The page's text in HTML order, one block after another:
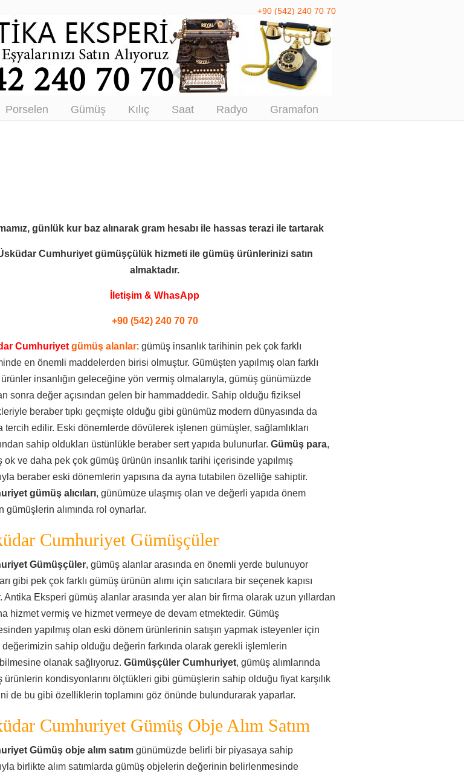
Eşya Alanlar – Antika Alım
+90 (542) 240 70 70
Porselen Gümüş Kılıç Saat Radyo Gramafon
günlük kur baz alınarak gram hesabı ile hassas terazi ile tartarak
Cumhuriyet gümüşçülük hizmeti ile gümüş ürünlerinizi satın
almaktadır.
İletişim & WhasApp
+90 (542) 240 70 70
Cumhuriyet gümüş alanlar: gümüş insanlık tarihinin pek çok farklı
en önemli maddelerden birisi olmuştur. Gümüşten yapılmış olan farklı
insanlığın geleceğine yön vermiş olmalarıyla, gümüş günümüzde
sonra değer açısından gelen bir hammaddedir. Sahip olduğu fiziksel
beraber tıpkı geçmişte olduğu gibi günümüz modern dünyasında da
tercih edilir. Eski dönemlerde dövülerek işlenen gümüşler, sağlamlıkları
sahip oldukları üstünlükle beraber sert yapıda bulunurlar. Gümüş para,
ok ve daha pek çok gümüş ürünün insanlık tarihi içerisinde yapılmış
beraber eski dönemlerin yapısına da ayna tutabilen özelliğe sahiptir.
gümüş alıcıları, günümüze ulaşmış olan ve değerli yapıda önem
gümüşlerin alımında rol oynarlar.
Cumhuriyet Gümüşçüler
Gümüşçüler, gümüş alanlar arasında en önemli yerde bulunuyor
gibi pek çok farklı gümüş ürünün alımı için satıcılara bir seçenek kapısı
Antika Eksperi gümüş alanlar arasında yer alan bir firma olarak uzun yıllardan
hizmet vermiş ve hizmet vermeye de devam etmektedir. Gümüş
yapılmış olan eski dönem ürünlerinin satışın yapmak isteyenler için
değerimizin sahip olduğu değerin farkında olarak gerekli işlemlerin
olanak sağlıyoruz. Gümüşçüler Cumhuriyet, gümüş alımlarında
ürünlerin kondisyonlarını ölçtükleri gibi gümüşlerin sahip olduğu fiyat karşılık
de bu gibi özelliklerin toplamını göz önünde bulundurarak yaparlar.
Cumhuriyet Gümüş Obje Alım Satım
Gümüş obje alım satım günümüzde belirli bir piyasaya sahip
birlikte alım satımlarda gümüş objelerin değerinin belirlenmesinde